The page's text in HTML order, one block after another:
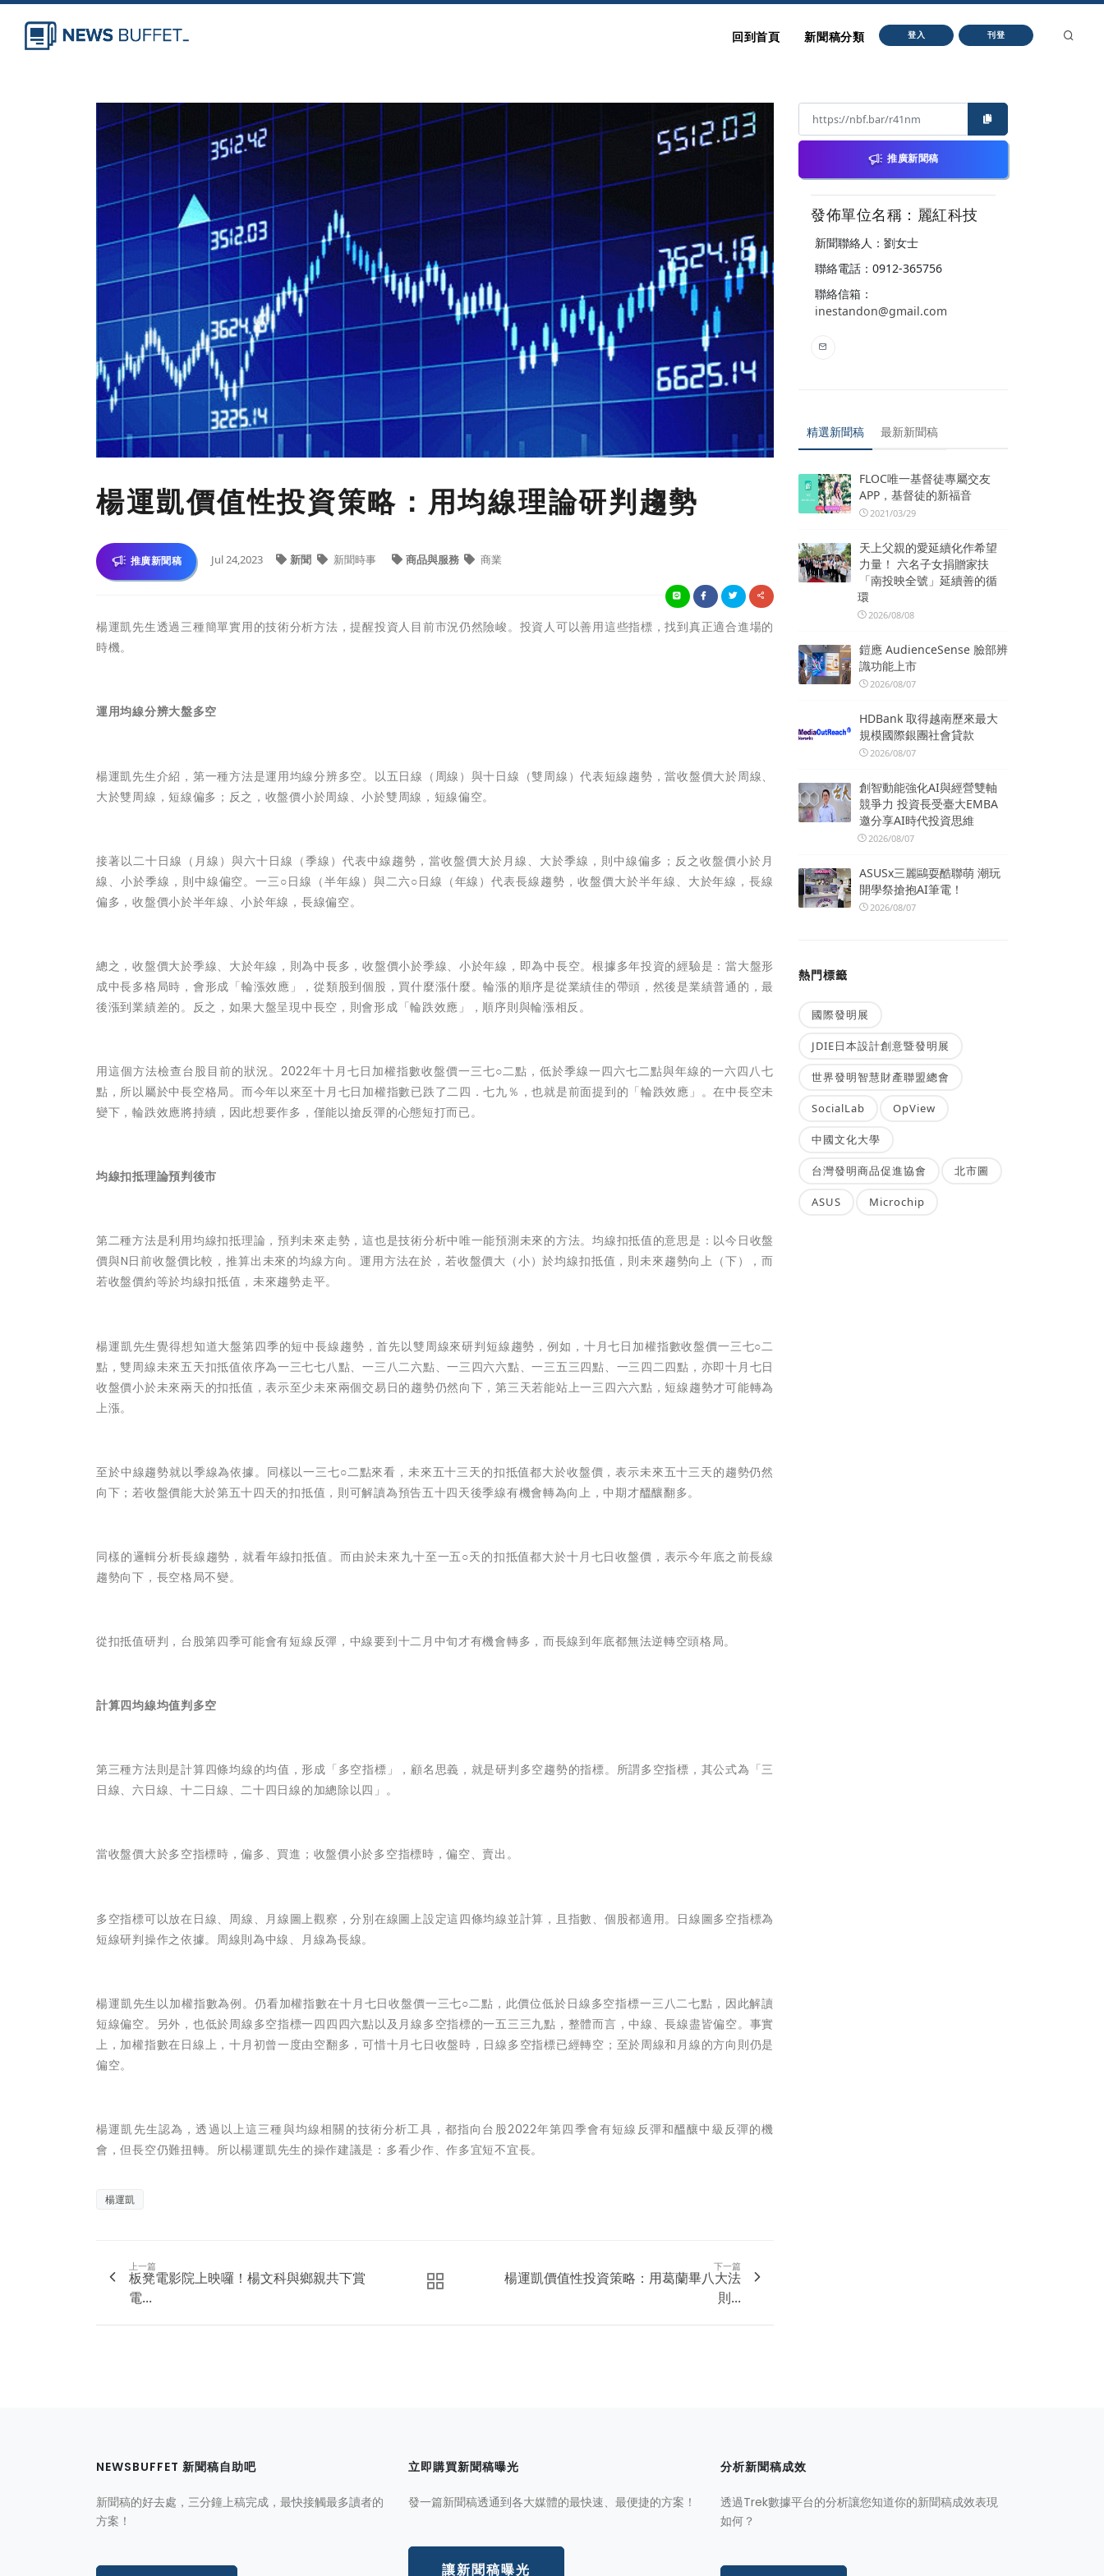
回到首頁 新聞稿分類 登入 刊登
楊運凱價值性投資策略：用均線理論研判趨勢
推廣新聞稿 Jul 24,2023 新聞 新聞時事 商品與服務 商業
楊運凱先生透過三種簡單實用的技術分析方法，提醒投資人目前市況仍然險峻。投資人可以善用這些指標，找到真正適合進場的
時機。
運用均線分辨大盤多空
楊運凱先生介紹， 第一種方法是運用均線分辨多空。以五日線（周線）與十日線（雙周線）代表短線趨勢，當收盤價大於周線、
大於雙周線，短線偏多；反之，收盤價小於周線、小於雙周線，短線偏空。
接著以二十日線（月線）與六十日線（季線）代表中線趨勢，當收盤價大於月線、大於季線，則中線偏多；反之收盤價小於月
線、小於季線，則中線偏空。一三○日線（半年線）與二六○日線（年線）代表長線趨勢，收盤價大於半年線、大於年線，長線
偏多，收盤價小於半年線、小於年線，長線偏空。
總之，收盤價大於季線、大於年線，則為中長多，收盤價小於季線、小於年線，即為中長空。根據多年投資的經驗是：當大盤形
成中長多格局時，會形成「輪漲效應」，從類股到個股，買什麼漲什麼。輪漲的順序是從業績佳的帶頭，然後是業績普通的，最
後漲到業績差的。反之，如果大盤呈現中長空，則會形成「輪跌效應」，順序則與輪漲相反。
用這個方法檢查台股目前的狀況。2022年十月七日加權指數收盤價一三七○二點，低於季線一四六七二點與年線的一六四八七
點，所以屬於中長空格局。而今年以來至十月七日加權指數已跌了二四．七九％，也就是前面提到的「輪跌效應」。在中長空未
變下，輪跌效應將持續，因此想要作多，僅能以搶反彈的心態短打而已。
均線扣抵理論預判後市
第二種方法是利用均線扣抵理論，預判未來走勢，這也是技術分析中唯一能預測未來的方法。均線扣抵值的意思是：以今日收盤
價與N日前收盤價比較，推算出未來的均線方向。運用方法在於，若收盤價大（小）於均線扣抵值，則未來趨勢向上（下），而
若收盤價約等於均線扣抵值，未來趨勢走平。
楊運凱先生覺得想知道大盤第四季的短中長線趨勢，首先以雙周線來研判短線趨勢，例如，十月七日加權指數收盤價一三七○二
點，雙周線未來五天扣抵值依序為一三七七八點、一三八二六點、一三四六六點、一三五三四點、一三四二四點，亦即十月七日
收盤價小於未來兩天的扣抵值，表示至少未來兩個交易日的趨勢仍然向下，第三天若能站上一三四六六點，短線趨勢才可能轉為
上漲。
至於中線趨勢就以季線為依據。同樣以一三七○二點來看，未來五十三天的扣抵值都大於收盤價，表示未來五十三天的趨勢仍然
向下；若收盤價能大於第五十四天的扣抵值，則可解讀為預告五十四天後季線有機會轉為向上，中期才醞釀翻多。
同樣的邏輯分析長線趨勢，就看年線扣抵值。而由於未來九十至一五○天的扣抵值都大於十月七日收盤價，表示今年底之前長線
趨勢向下，長空格局不變。
從扣抵值研判，台股第四季可能會有短線反彈，中線要到十二月中旬才有機會轉多，而長線到年底都無法逆轉空頭格局。
計算四均線均值判多空
第三種方法則是計算四條均線的均值，形成「多空指標」，顧名思義，就是研判多空趨勢的指標。所謂多空指標，其公式為「三
日線、六日線、十二日線、二十四日線的加總除以四」。
當收盤價大於多空指標時，偏多、買進；收盤價小於多空指標時，偏空、賣出。
多空指標可以放在日線、周線、月線圖上觀察，分別在線圖上設定這四條均線並計算，且指數、個股都適用。日線圖多空指標為
短線研判操作之依據。周線則為中線、月線為長線。
楊運凱先生以加權指數為例。仍看加權指數在十月七日收盤價一三七○二點，此價位低於日線多空指標一三八二七點，因此解讀
短線偏空。另外，也低於周線多空指標一四四四六點以及月線多空指標的一五三三九點，整體而言，中線、長線盡皆偏空。事實
上，加權指數在日線上，十月初曾一度由空翻多，可惜十月七日收盤時，日線多空指標已經轉空；至於周線和月線的方向則仍是
偏空。
楊運凱先生認為，透過以上這三種與均線相關的技術分析工具，都指向台股2022年第四季會有短線反彈和醞釀中級反彈的機
會，但長空仍難扭轉。所以楊運凱先生的操作建議是：多看少作、作多宜短不宜長。
楊運凱
上一篇
板凳電影院上映囉！楊文科與鄉親共下賞
電...
下一篇
楊運凱價值性投資策略：用葛蘭畢八大法
則...
推廣新聞稿
發佈單位名稱：麗紅科技
新聞聯絡人：劉女士
聯絡電話：0912-365756
聯絡信箱：
inestandon@gmail.com
精選新聞稿 最新新聞稿
FLOC唯一基督徒專屬交友
APP，基督徒的新福音
2021/03/29
天上父親的愛延續化作希望
力量！ 六名子女捐贈家扶
「南投映全號」延續善的循
環
2026/08/08
鎧應 AudienceSense 臉部辨
識功能上市
2026/08/07
HDBank 取得越南歷來最大
規模國際銀團社會貸款
2026/08/07
創智動能強化AI與經營雙軸
競爭力 投資長受臺大EMBA
邀分享AI時代投資思維
2026/08/07
ASUSx三麗鷗耍酷聯萌 潮玩
開學祭搶抱AI筆電！
2026/08/07
熱門標籤
國際發明展
JDIE日本設計創意暨發明展
世界發明智慧財產聯盟總會
SocialLab OpView
中國文化大學
台灣發明商品促進協會 北市圖
ASUS Microchip
NEWSBUFFET 新聞稿自助吧
新聞稿的好去處，三分鐘上稿完成，最快接觸最多讀者的
方案！
立即購買新聞稿曝光
發一篇新聞稿透通到各大媒體的最快速、最便捷的方案！
讓新聞稿曝光
分析新聞稿成效
透過Trek數據平台的分析讓您知道你的新聞稿成效表現
如何？